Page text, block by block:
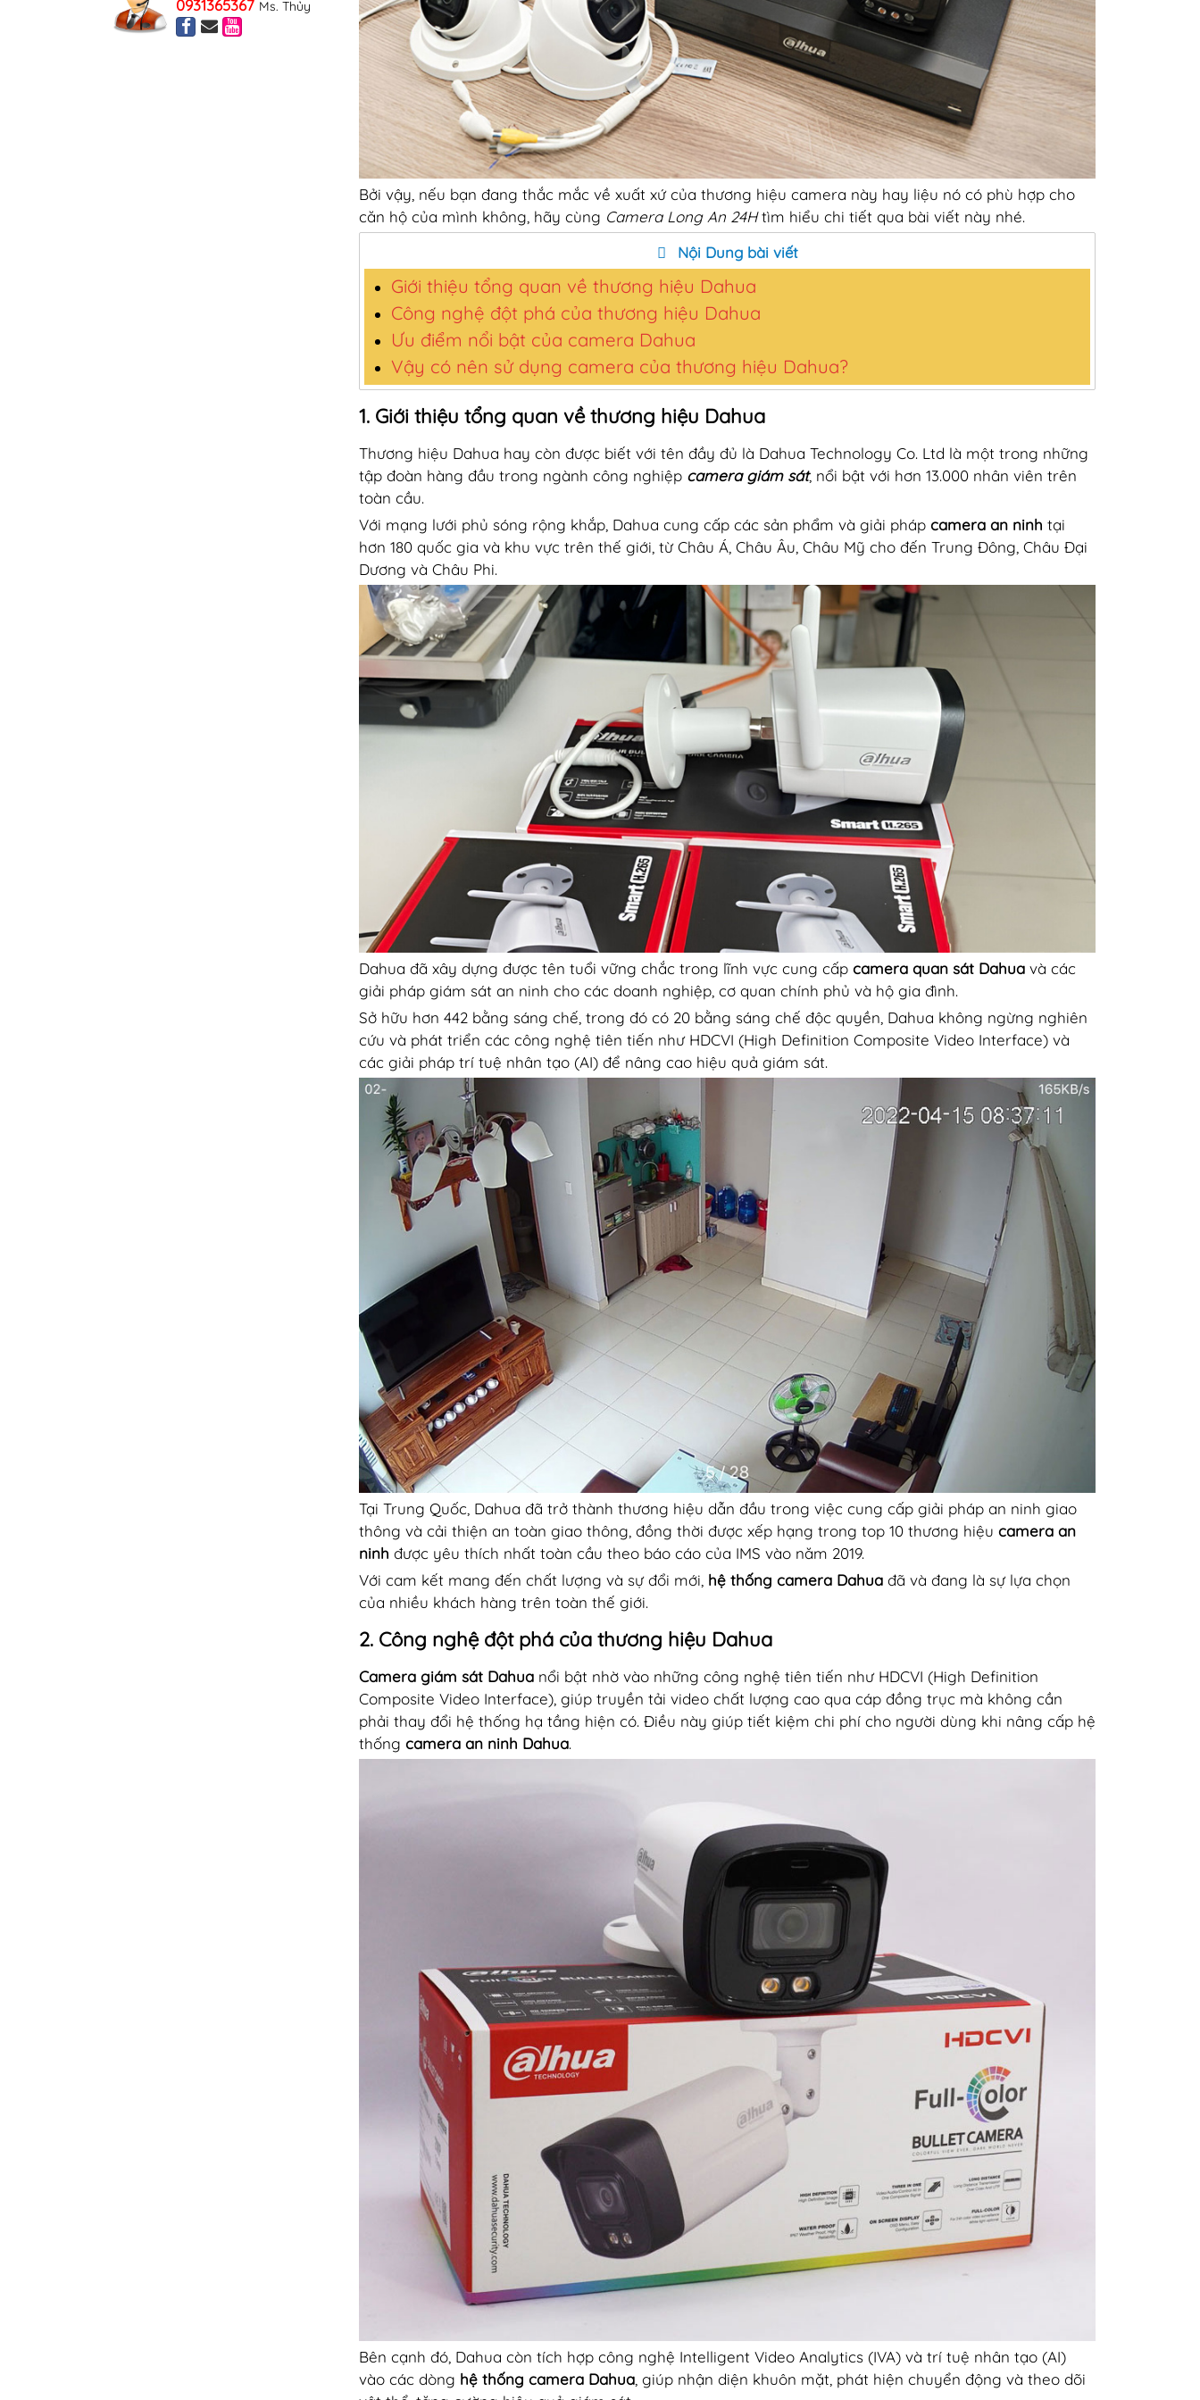
Bởi vậy, nếu bạn đang thắc mắc về xuất xứ của thương hiệu camera này hay liệu nó có phù hợp cho
căn hộ của mình không, hãy cùng Camera Long An 24Htìm hiểu chi tiết qua bài viết này nhé.
Nội Dung bài viết
Giới thiệu tổng quan về thương hiệu Dahua
Công nghệ đột phá của thương hiệu Dahua
Ưu điểm nổi bật của camera Dahua
Vậy có nên sử dụng camera của thương hiệu Dahua?
1. Giới thiệu tổng quan về thương hiệu Dahua
Thương hiệu Dahua hay còn được biết với tên đầy đủ là Dahua Technology Co. Ltd là một trong những
tập đoàn hàng đầu trong ngành công nghiệp camera giám sát, nổi bật với hơn 13.000 nhân viên trên
toàn cầu.
Với mạng lưới phủ sóng rộng khắp, Dahua cung cấp các sản phẩm và giải pháp camera an ninh tại
hơn 180 quốc gia và khu vực trên thế giới, từ Châu Á, Châu Âu, Châu Mỹ cho đến Trung Đông, Châu Đại
Dương và Châu Phi.
Dahua đã xây dựng được tên tuổi vững chắc trong lĩnh vực cung cấp camera quan sát Dahua và các
giải pháp giám sát an ninh cho các doanh nghiệp, cơ quan chính phủ và hộ gia đình.
Sở hữu hơn 442 bằng sáng chế, trong đó có 20 bằng sáng chế độc quyền, Dahua không ngừng nghiên
cứu và phát triển các công nghệ tiên tiến như HDCVI (High Definition Composite Video Interface) và
các giải pháp trí tuệ nhân tạo (AI) để nâng cao hiệu quả giám sát.
Tại Trung Quốc, Dahua đã trở thành thương hiệu dẫn đầu trong việc cung cấp giải pháp an ninh giao
thông và cải thiện an toàn giao thông, đồng thời được xếp hạng trong top 10 thương hiệu camera an
ninh được yêu thích nhất toàn cầu theo báo cáo của IMS vào năm 2019.
Với cam kết mang đến chất lượng và sự đổi mới, hệ thống camera Dahua đã và đang là sự lựa chọn
của nhiều khách hàng trên toàn thế giới.
2. Công nghệ đột phá của thương hiệu Dahua
Camera giám sát Dahua nổi bật nhờ vào những công nghệ tiên tiến như HDCVI (High Definition
Composite Video Interface), giúp truyền tải video chất lượng cao qua cáp đồng trục mà không cần
phải thay đổi hệ thống hạ tầng hiện có. Điều này giúp tiết kiệm chi phí cho người dùng khi nâng cấp hệ
thống camera an ninh Dahua.
Bên cạnh đó, Dahua còn tích hợp công nghệ Intelligent Video Analytics (IVA) và trí tuệ nhân tạo (AI)
vào các dòng hệ thống camera Dahua , giúp nhận diện khuôn mặt, phát hiện chuyển động và theo dõi
0931365367 Ms. Thủy